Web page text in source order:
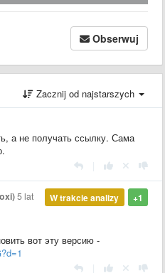
Obserwuj
Zacznij od najstarszych
а не получать ссылку. Сама
+1
W trakcie analizy
5 lat
вот эту версию -